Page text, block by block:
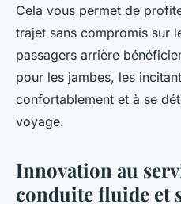
Cela vous permet de
trajet sans compromis sur
passagers arrière
pour les jambes, les
confortablement et à se
voyage.
Innovation au
conduite fluide et